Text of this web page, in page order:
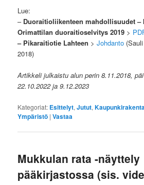
Lue:
– Duoraitioliikenteen mahdollisuudet –
Orimattilan duoraitioselvitys 2019 >
– Pikaraitiotie Lahteen >Johdanto
2018)
Artikkeli julkaistu alun perin 8.11.2018,
22.10.2022 ja 9.12.2023
Kategoriat: Esittelyt,Jutut,
Ympäristö |Vastaa
Mukkulan rata -näyttely
pääkirjastossa (sis.